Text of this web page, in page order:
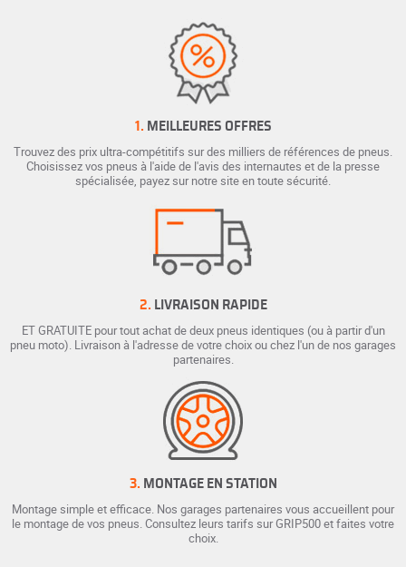
1. MEILLEURES OFFRES
Trouvez des prix ultra-compétitifs sur des milliers de références de pneus.
Choisissez vos pneus à l'aide de l'avis des internautes et de la presse
spécialisée, payez sur notre site en toute sécurité.
2. LIVRAISON RAPIDE
ET GRATUITE pour tout achat de deux pneus identiques (ou à partir d'un
pneu moto). Livraison à l'adresse de votre choix ou chez l'un de nos garages
partenaires.
3. MONTAGE EN STATION
Montage simple et efficace. Nos garages partenaires vous accueillent pour
le montage de vos pneus. Consultez leurs tarifs sur GRIP500 et faites votre
choix.